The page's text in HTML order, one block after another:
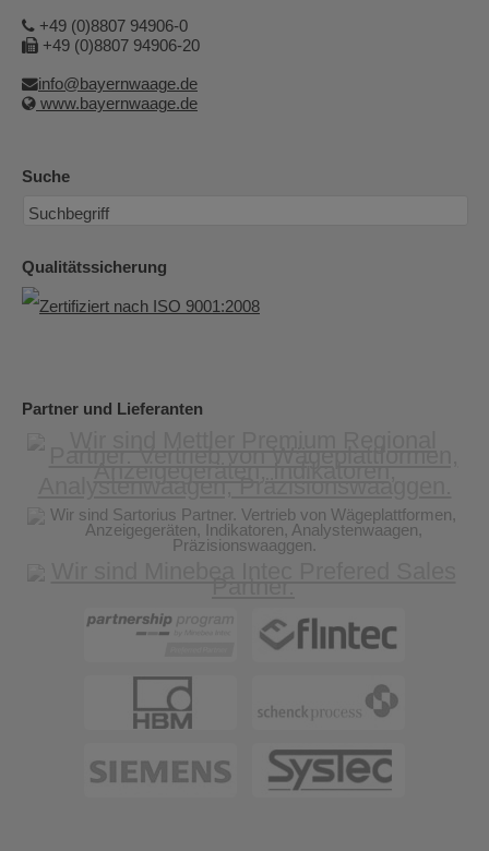
+49 (0)8807 94906-0
+49 (0)8807 94906-20
info@bayernwaage.de
www.bayernwaage.de
Suche
Qualitätssicherung
Partner und Lieferanten